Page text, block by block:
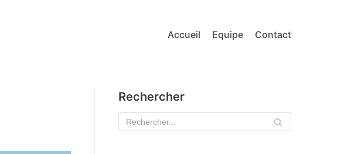
Accueil Equipe Contact
Rechercher